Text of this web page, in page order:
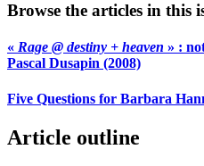
Browse the articles in this
« Rage @ destiny + heaven » :
Pascal Dusapin (2008)
Five Questions for Barbara
Article outline